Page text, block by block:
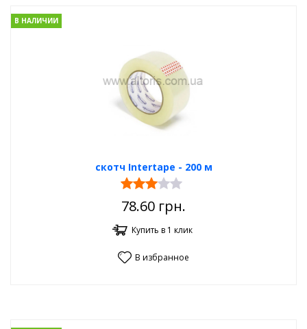
скотч Intertape - 200 м
В НАЛИЧИИ
78.60 грн.
Купить в 1 клик
В избранное